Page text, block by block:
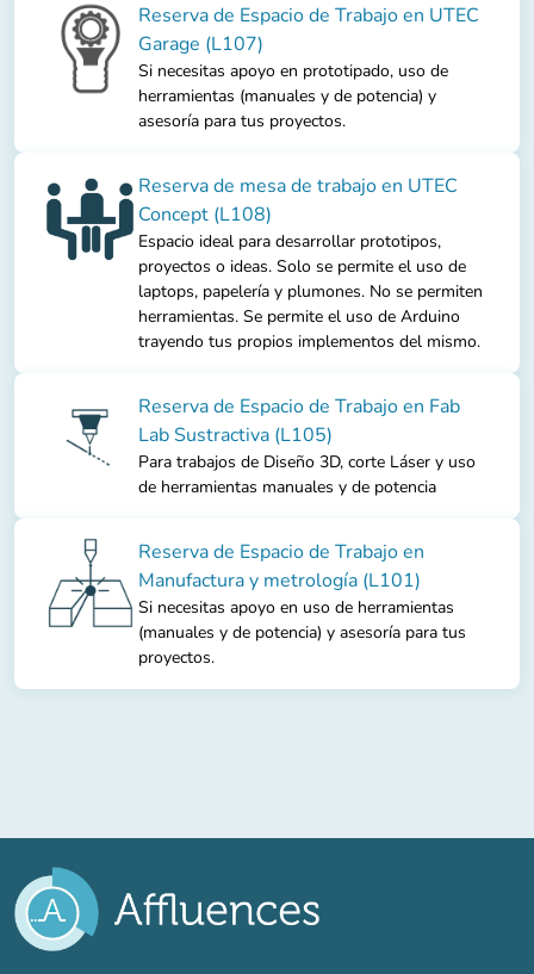
Reserva de Espacio de Trabajo en UTEC
Garage (L107)
Si necesitas apoyo en prototipado, uso de
herramientas (manuales y de potencia) y
asesoría para tus proyectos.
Reserva de mesa de trabajo en UTEC
Concept (L108)
Espacio ideal para desarrollar prototipos,
proyectos o ideas. Solo se permite el uso de
laptops, papelería y plumones. No se permiten
herramientas. Se permite el uso de Arduino
trayendo tus propios implementos del mismo.
Reserva de Espacio de Trabajo en Fab
Lab Sustractiva (L105)
Para trabajos de Diseño 3D, corte Láser y uso
de herramientas manuales y de potencia
Reserva de Espacio de Trabajo en
Manufactura y metrología (L101)
Si necesitas apoyo en uso de herramientas
(manuales y de potencia) y asesoría para tus
proyectos.